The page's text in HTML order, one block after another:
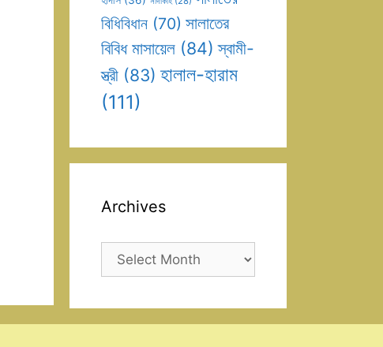
বিধিবিধান (70) সালাতের
বিবিধ মাসায়েল (84) স্বামী-
স্ত্রী (83) হালাল-হারাম
(111)
Archives
Archives